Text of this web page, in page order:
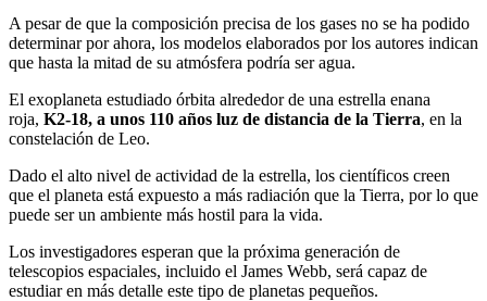
A pesar de que la composición precisa de los gases no se ha podido
determinar por ahora, los modelos elaborados por los autores indican
que hasta la mitad de su atmósfera podría ser agua.
El exoplaneta estudiado órbita alrededor de una estrella enana
roja, K2-18, a unos 110 años luz de distancia de la Tierra, en la
constelación de Leo.
Dado el alto nivel de actividad de la estrella, los científicos creen
que el planeta está expuesto a más radiación que la Tierra, por lo que
puede ser un ambiente más hostil para la vida.
Los investigadores esperan que la próxima generación de
telescopios espaciales, incluido el James Webb, será capaz de
estudiar en más detalle este tipo de planetas pequeños.